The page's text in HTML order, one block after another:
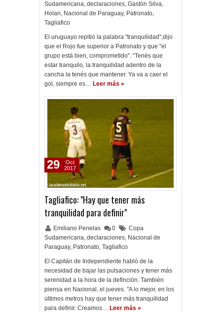
Sudamericana, declaraciones, Gastón Silva,
Holan, Nacional de Paraguay, Patronato,
Tagliafico
El uruguayo repitió la palabra "tranquilidad",dijo
que el Rojo fue superior a Patronato y que "el
grupo está bien, comprometido". “Tenés que
estar tranquilo, la tranquilidad adentro de la
cancha la tenés que mantener. Ya va a caer el
gol, siempre es… Leer más »
Tagliafico: "Hay que tener más
tranquilidad para definir"
Emiliano Penelas 0
Copa
Sudamericana, declaraciones, Nacional de
Paraguay, Patronato, Tagliafico
El Capitán de Independiente habló de la
necesidad de bajar las pulsaciones y tener más
serenidad a la hora de la definción. También
piensa en Nacional, el jueves. "A lo mejor, en los
últimos metros hay que tener más tranquilidad
para definir. Creamos… Leer más »
29
Oct
2017